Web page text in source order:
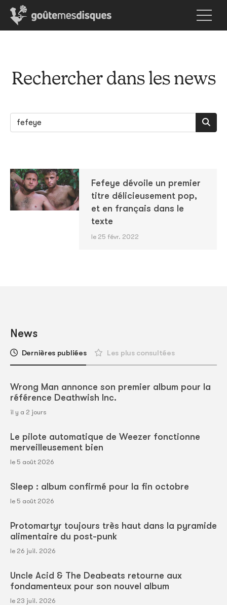
Rechercher dans les news
Fefeye dévoile un premier
titre délicieusement pop,
et en français dans le
texte
le 25 févr. 2022
News
Dernières publiées Les plus consultées
Wrong Man annonce son premier album pour la
référence Deathwish Inc.
il y a 2 jours
Le pilote automatique de Weezer fonctionne
merveilleusement bien
le 5 août 2026
Sleep : album confirmé pour la fin octobre
le 5 août 2026
Protomartyr toujours très haut dans la pyramide
alimentaire du post-punk
le 26 juil. 2026
Uncle Acid & The Deabeats retourne aux
fondamenteux pour son nouvel album
le 23 juil. 2026